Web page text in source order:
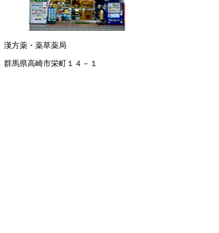
漢方薬・薬草薬局
群馬県高崎市栄町１４－１